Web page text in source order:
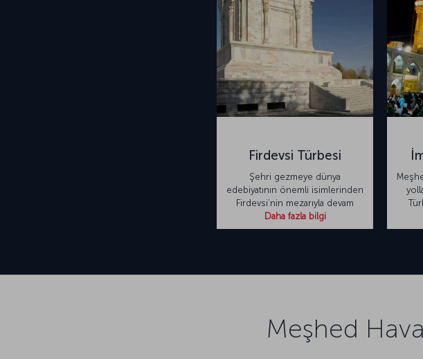
Firdevsi Türbesi
Şehri gezmeye dünya
edebiyatının önemli isimlerinden
Firdevsi’nin mezarıyla devam
Daha fazla bilgi
Meşhed